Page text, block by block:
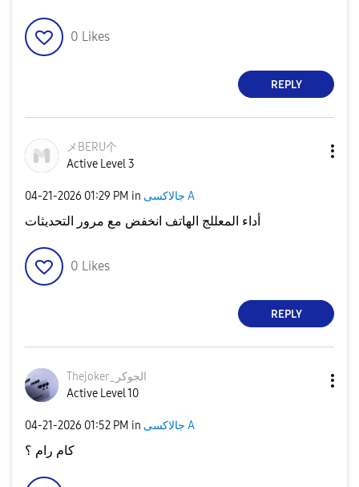
0 Likes
REPLY
メBERU个
Active Level 3
‎04-21-2026 01:29 PM in جالاكسى A
أداء المعللج الهاتف انخفض مع مرور التحديثات
0 Likes
REPLY
Thejoker_الجوكر
Active Level 10
‎04-21-2026 01:52 PM in جالاكسى A
كام رام ؟